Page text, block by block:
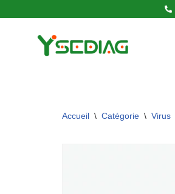
Accueil \ Catégorie \ Virus